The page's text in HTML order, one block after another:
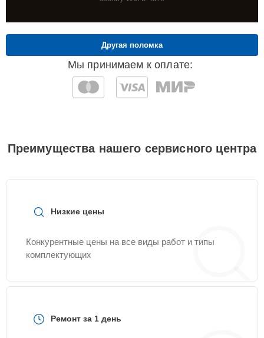
Мы принимаем к оплате:
Другая поломка
Преимущества нашего сервисного центра
Низкие цены
Конкурентные цены на все виды работ и типы
комплектующих
Ремонт за 1 день